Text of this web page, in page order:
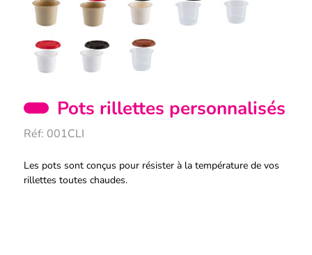
Pots rillettes personnalisés
Réf: 001CLI
Description
Les pots sont conçus pour résister à la température de vos
rillettes toutes chaudes.